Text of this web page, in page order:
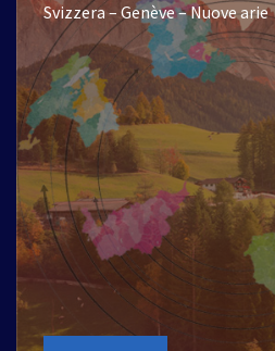
Svizzera – Genève – Nuove arie